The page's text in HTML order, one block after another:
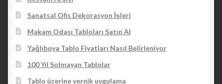
Sanatsal Ofis Dekorasyon İşleri
Makam Odası Tabloları Satın Al
Yağlıboya Tablo Fiyatları Nasıl Belirleniyor
100 Yıl Solmayan Tablolar
Tablo üzerine vernik uygulama